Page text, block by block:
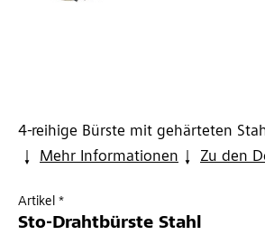
4-reihige Bürste mit gehärteten
Mehr Informationen
Zu den
Artikel *
Sto-Drahtbürste Stahl